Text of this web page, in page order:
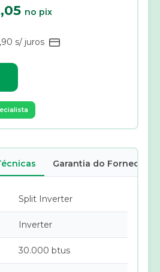
no pix
s/ juros
Garantia do Fornecedor
Split Inverter
Inverter
30.000 btus